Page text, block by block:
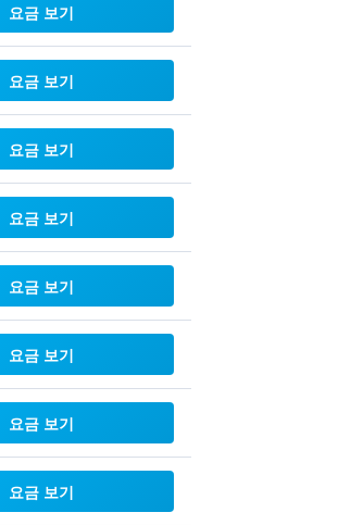
요금 보기
요금 보기
요금 보기
요금 보기
요금 보기
요금 보기
요금 보기
요금 보기